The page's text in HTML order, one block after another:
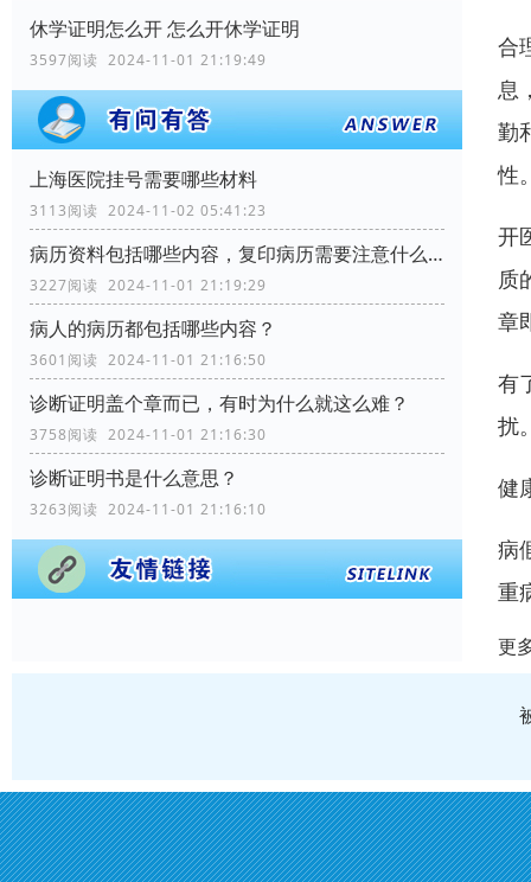
休学证明怎么开 怎么开休学证明
3597阅读 2024-11-01 21:19:49
上海医院挂号需要哪些材料
3113阅读 2024-11-02 05:41:23
病历资料包括哪些内容，复印病历需要注意什么？
3227阅读 2024-11-01 21:19:29
病人的病历都包括哪些内容？
3601阅读 2024-11-01 21:16:50
诊断证明盖个章而已，有时为什么就这么难？
3758阅读 2024-11-01 21:16:30
诊断证明书是什么意思？
3263阅读 2024-11-01 21:16:10
合
息
勤
性
开
质
章
有
扰
健
病
重
更